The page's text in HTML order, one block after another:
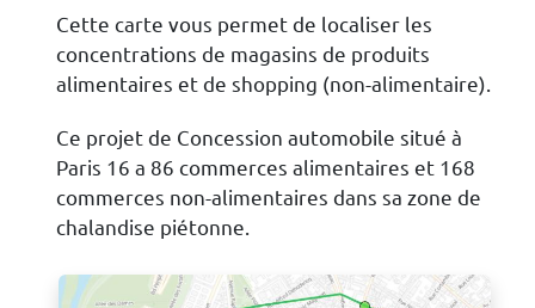
Cette carte vous permet de localiser les
concentrations de magasins de produits
alimentaires et de shopping (non-alimentaire).
Ce projet de Concession automobile situé à
Paris 16 a 86 commerces alimentaires et 168
commerces non-alimentaires dans sa zone de
chalandise piétonne.